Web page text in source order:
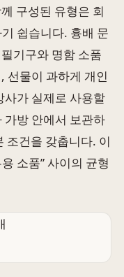
구성된 유형은 회
쉽습니다. 흉배 문
기구와 명함 소품
선물이 과하게 개인
사가 실제로 사용할
가방 안에서 보관하
조건을 갖춥니다. 이
소품” 사이의 균형